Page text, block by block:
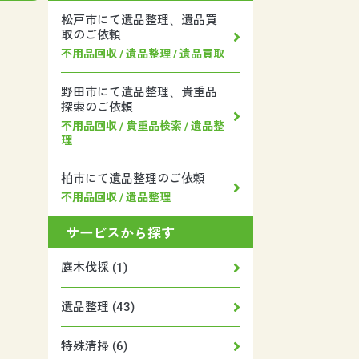
松戸市にて遺品整理、遺品買
取のご依頼
不用品回収 / 遺品整理 / 遺品買取
野田市にて遺品整理、貴重品
探索のご依頼
不用品回収 / 貴重品検索 / 遺品整
理
柏市にて遺品整理のご依頼
不用品回収 / 遺品整理
サービスから探す
庭木伐採 (1)
遺品整理 (43)
特殊清掃 (6)